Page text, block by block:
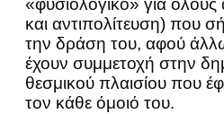
«φυσιολογικό» για
και αντιπολίτευση) που
την δράση του, αφού
έχουν συμμετοχή στην
θεσμικού πλαισίου που
τον κάθε όμοιό του.